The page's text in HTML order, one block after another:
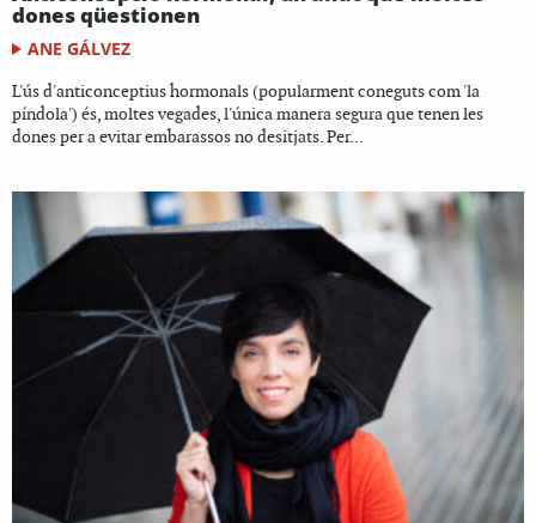
dones qüestionen
ANE GÁLVEZ
L'ús d'anticonceptius hormonals (popularment coneguts com 'la
píndola') és, moltes vegades, l'única manera segura que tenen les
dones per a evitar embarassos no desitjats. Per...